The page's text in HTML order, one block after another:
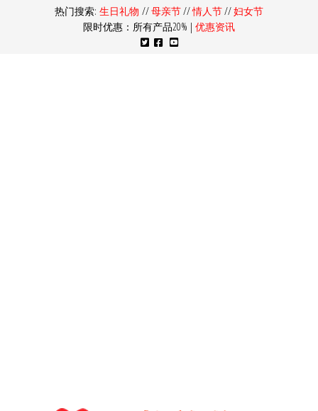
热门搜索: 生日礼物 //母亲节//情人节//妇女节
限时优惠：所有产品20% | 优惠资讯